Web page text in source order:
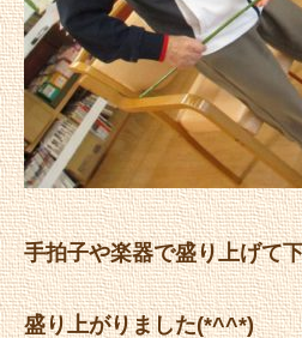
手拍子や楽器で盛り上げて
盛り上がりました(*^^*)